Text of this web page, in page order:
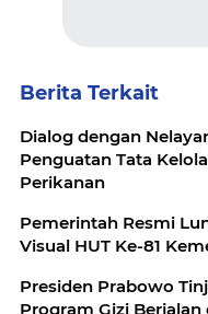
Berita Terkait
Dialog dengan
Penguatan Tata
Perikanan
Pemerintah Resmi
Visual HUT Ke-81
Presiden Prabowo
Program Gizi